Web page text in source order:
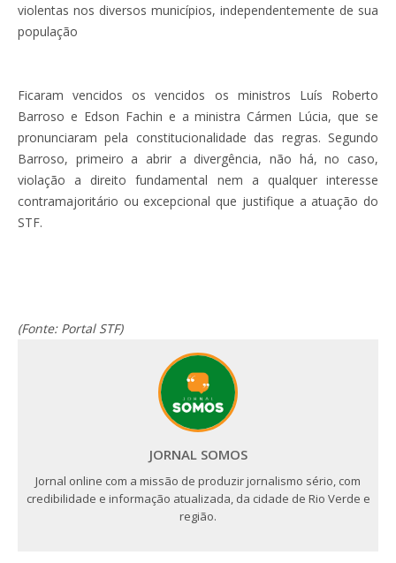
violentas nos diversos municípios, independentemente de sua
população
Ficaram vencidos os vencidos os ministros Luís Roberto
Barroso e Edson Fachin e a ministra Cármen Lúcia, que se
pronunciaram pela constitucionalidade das regras. Segundo
Barroso, primeiro a abrir a divergência, não há, no caso,
violação a direito fundamental nem a qualquer interesse
contramajoritário ou excepcional que justifique a atuação do
STF.
(Fonte: Portal STF)
JORNAL SOMOS
Jornal online com a missão de produzir jornalismo sério, com
credibilidade e informação atualizada, da cidade de Rio Verde e
região.